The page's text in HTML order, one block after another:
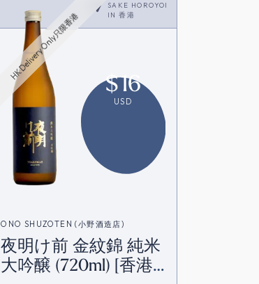
SAKE HOROYOI
IN香港
HK Delivery Only只限香港
$16
USD
ONO SHUZOTEN (小野酒造店)
夜明け前 金紋錦 純米
大吟醸 (720ml) [香港